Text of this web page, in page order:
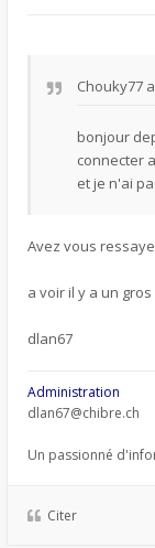
Chouky77
bonjour
connecter
et je n'ai
Avez vous
a voir il y a un
dlan67
Administration
dlan67@chibre.ch
Un passionné
Citer